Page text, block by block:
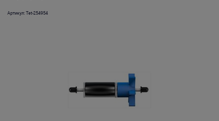
Артикул: Tet-254954